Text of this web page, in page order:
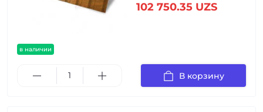
в наличии
102 750.35 UZS
В корзину